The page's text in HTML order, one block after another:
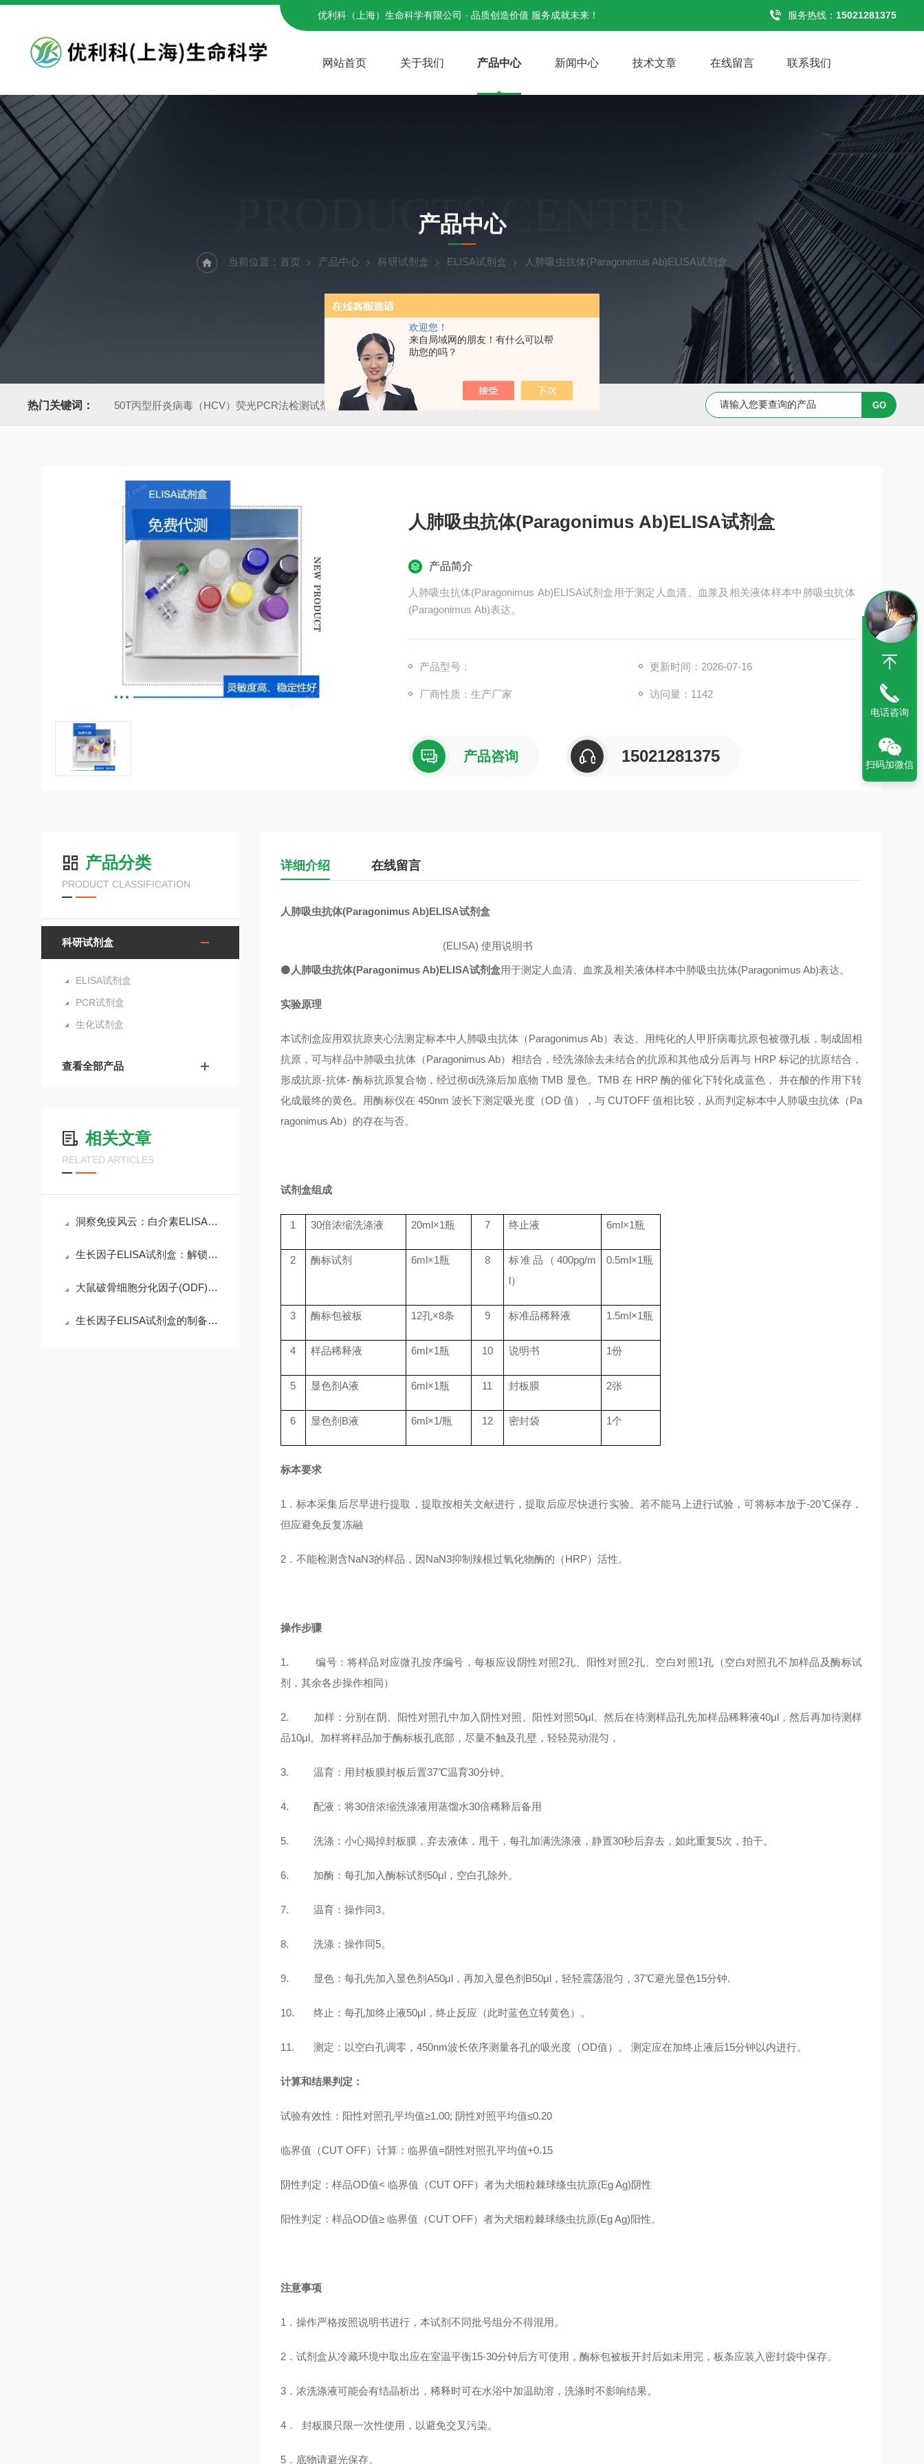
欢迎您！
来自局域网的朋友！有什么可以帮
助您的吗？
优利科（上海）生命科学有限公司 · 品质创造价值 服务成就未来！ 服务热线： 15021281375
网站首页 关于我们 产品中心 新闻中心 技术文章 在线留言 联系我们
PRODUCTS CENTER
产品中心
当前位置： 首页 产品中心 科研试剂盒 ELISA试剂盒 人肺吸虫抗体(Paragonimus Ab)ELISA试剂盒
热门关键词： 50T丙型肝炎病毒（HCV）荧光PCR法检测试剂盒 50T肠道病毒通用型（EV）荧光PCR法检测试剂盒 Capan-1 细胞专用培养基 Caov-3 细胞专用培养基
人肺吸虫抗体(Paragonimus Ab)ELISA试剂盒
产品简介
人肺吸虫抗体(Paragonimus Ab)ELISA试剂盒用于测定人血清、血浆及相关液体样本中肺吸虫抗体
(Paragonimus Ab)表达。
产品型号： 更新时间：2026-07-16
厂商性质：生产厂家 访问量：1142
产品咨询 15021281375
产品分类
PRODUCT CLASSIFICATION
科研试剂盒
ELISA试剂盒
PCR试剂盒
生化试剂盒
查看全部产品
相关文章
RELATED ARTICLES
洞察免疫风云：白介素ELISA试剂盒在科研与临床中的核心价值
生长因子ELISA试剂盒：解锁科研精准需求，赋能高效检测核心优势
大鼠破骨细胞分化因子(ODF)ELISA试剂盒的操作注意事项
生长因子ELISA试剂盒的制备工艺探索
详细介绍 在线留言
人肺吸虫抗体(Paragonimus Ab)ELISA试剂盒
(ELISA) 使用说明书
⚫ 人肺吸虫抗体(Paragonimus Ab)ELISA试剂盒用于测定人血清、血浆及相关液体样本中肺吸虫抗体(Paragonimus Ab)表达。
实验原理
本试剂盒应用双抗原夹心法测定标本中人肺吸虫抗体（Paragonimus Ab）表达。用纯化的人甲肝病毒抗原包被微孔板，制成固相
抗原，可与样品中肺吸虫抗体（Paragonimus Ab）相结合，经洗涤除去未结合的抗原和其他成分后再与 HRP 标记的抗原结合，
形成抗原-抗体- 酶标抗原复合物，经过彻di洗涤后加底物 TMB 显色。TMB 在 HRP 酶的催化下转化成蓝色， 并在酸的作用下转
化成最终的黄色。用酶标仪在 450nm 波长下测定吸光度（OD 值），与 CUTOFF 值相比较，从而判定标本中人肺吸虫抗体（Pa
ragonimus Ab）的存在与否。
试剂盒组成
1 30倍浓缩洗涤液 20ml×1瓶 7 终止液 6ml×1瓶
2 酶标试剂 6ml×1瓶 8 标准品（ 400pg/m
l）
0.5ml×1瓶
3 酶标包被板 12孔×8条 9 标准品稀释液 1.5ml×1瓶
4 样品稀释液 6ml×1瓶 10 说明书 1份
5 显色剂A液 6ml×1瓶 11 封板膜 2张
6 显色剂 B液 6ml×1/瓶 12 密封袋 1个
标本要求
1．标本采集后尽早进行提取，提取按相关文献进行，提取后应尽快进行实验。若不能马上进行试验，可将标本放于-20℃保存，
但应避免反复冻融
2．不能检测含NaN3的样品，因NaN3抑制辣根过氧化物酶的（HRP）活性。
操作步骤
1. 编号：将样品对应微孔按序编号，每板应设阴性对照2孔、阳性对照2孔、空白对照1孔（空白对照孔不加样品及酶标试
剂，其余各步操作相同）
2. 加样：分别在阴、阳性对照孔中加入阴性对照、阳性对照50μl。然后在待测样品孔先加样品稀释液40μl，然后再加待测样
品10μl。加样将样品加于酶标板孔底部，尽量不触及孔壁，轻轻晃动混匀，
3. 温育：用封板膜封板后置37℃温育30分钟。
4. 配液：将30倍浓缩洗涤液用蒸馏水30倍稀释后备用
5. 洗涤：小心揭掉封板膜，弃去液体，甩干，每孔加满洗涤液，静置30秒后弃去，如此重复5次，拍干。
6. 加酶：每孔加入酶标试剂50μl，空白孔除外。
7. 温育：操作同3。
8. 洗涤：操作同5。
9. 显色：每孔先加入显色剂A50μl，再加入显色剂B50μl，轻轻震荡混匀，37℃避光显色15分钟.
10. 终止：每孔加终止液50μl，终止反应（此时蓝色立转黄色）。
11. 测定：以空白孔调零，450nm波长依序测量各孔的吸光度（OD值）。 测定应在加终止液后15分钟以内进行。
计算和结果判定：
试验有效性：阳性对照孔平均值≥1.00; 阴性对照平均值≤0.20
临界值（CUT OFF）计算：临界值=阴性对照孔平均值+0.15
阴性判定：样品OD值< 临界值（CUT OFF）者为犬细粒棘球绦虫抗原(Eg Ag)阴性
阳性判定：样品OD值≥ 临界值（CUT OFF）者为犬细粒棘球绦虫抗原(Eg Ag)阳性。
注意事项
1．操作严格按照说明书进行，本试剂不同批号组分不得混用。
2．试剂盒从冷藏环境中取出应在室温平衡15-30分钟后方可使用，酶标包被板开封后如未用完，板条应装入密封袋中保存。
3．浓洗涤液可能会有结晶析出，稀释时可在水浴中加温助溶，洗涤时不影响结果。
4． 封板膜只限一次性使用，以避免交叉污染。
5．底物请避光保存。
电话咨询
扫码加微信